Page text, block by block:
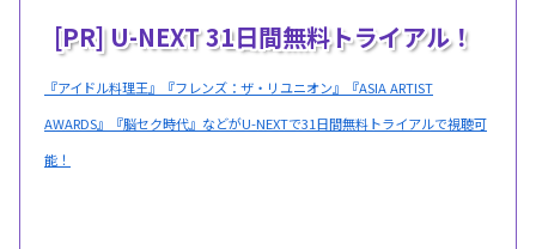
[PR] U-NEXT 31日間無料トライアル！
『アイドル料理王』『フレンズ：ザ・リユニオン』『ASIA ARTIST
AWARDS』『脳セク時代』などがU-NEXTで31日間無料トライアルで視聴可
能！